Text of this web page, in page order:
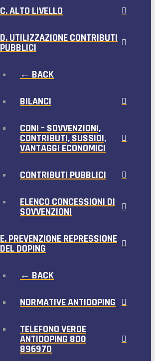
C. ALTO LIVELLO
D. UTILIZZAZIONE CONTRIBUTI
PUBBLICI
← BACK
BILANCI
CONI – SOVVENZIONI,
CONTRIBUTI, SUSSIDI,
VANTAGGI ECONOMICI
CONTRIBUTI PUBBLICI
ELENCO CONCESSIONI DI
SOVVENZIONI
E. PREVENZIONE REPRESSIONE
DEL DOPING
← BACK
NORMATIVE ANTIDOPING
TELEFONO VERDE
ANTIDOPING 800
896970